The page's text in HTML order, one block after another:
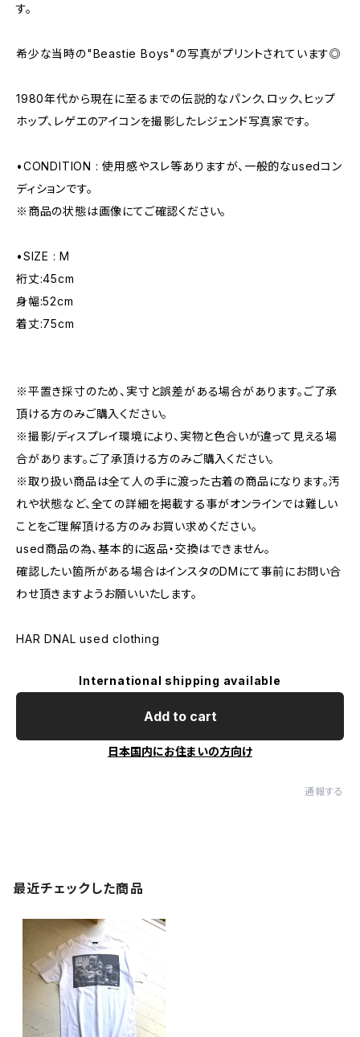
す。
希少な当時の"Beastie Boys"の写真がプリントされています◎
1980年代から現在に至るまでの伝説的なパンク、ロック、ヒップ
ホップ、レゲエのアイコンを撮影したレジェンド写真家です。
•CONDITION : 使用感やスレ等ありますが、一般的なusedコン
ディションです。
※商品の状態は画像にてご確認ください。
•SIZE : M
裄丈:45cm
身幅:52cm
着丈:75cm
※平置き採寸のため、実寸と誤差がある場合があります。ご了承
頂ける方のみご購入ください。
※撮影/ディスプレイ環境により、実物と色合いが違って見える場
合があります。ご了承頂ける方のみご購入ください。
※取り扱い商品は全て人の手に渡った古着の商品になります。汚
れや状態など、全ての詳細を掲載する事がオンラインでは難しい
ことをご理解頂ける方のみお買い求めください。
used商品の為、基本的に返品・交換はできません。
確認したい箇所がある場合はインスタのDMにて事前にお問い合
わせ頂きますようお願いいたします。
HAR DNAL used clothing
International shipping available
Add to cart
日本国内にお住まいの方向け
通報する
最近チェックした商品